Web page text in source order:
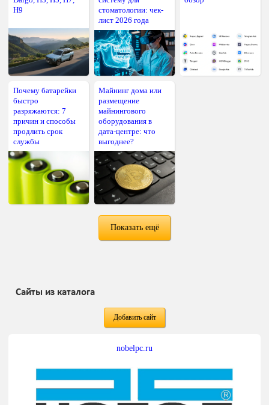
H9
стоматологии: чек-
лист 2026 года
Почему батарейки
быстро
разряжаются: 7
причин и способы
продлить срок
службы
Майнинг дома или
размещение
майнингового
оборудования в
дата-центре: что
выгоднее?
Показать ещё
Сайты из каталога
Добавить сайт
nobelpc.ru